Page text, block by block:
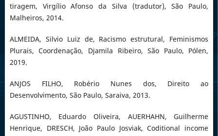
tiragem, Virgílio Afonso da Silva (tradutor), São Paulo,
Malheiros, 2014.
ALMEIDA, Silvio Luiz de, Racismo estrutural, Feminismos
Plurais, Coordenação, Djamila Ribeiro, São Paulo, Pólen,
2019.
ANJOS FILHO, Robério Nunes dos, Direito ao
Desenvolvimento, São Paulo, Saraiva, 2013.
AGUSTINHO, Eduardo Oliveira, AUERHAHN, Guilherme
Henrique, DRESCH, João Paulo Josviak, Coditional income